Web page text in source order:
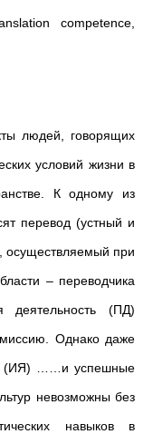
competence,
людей, говорящих
условий жизни в
К одному из
перевод (устный и
осуществляемый при
– переводчика
деятельность (ПД)
Однако даже
(ИЯ) ……и успешные
невозможны без
навыков в